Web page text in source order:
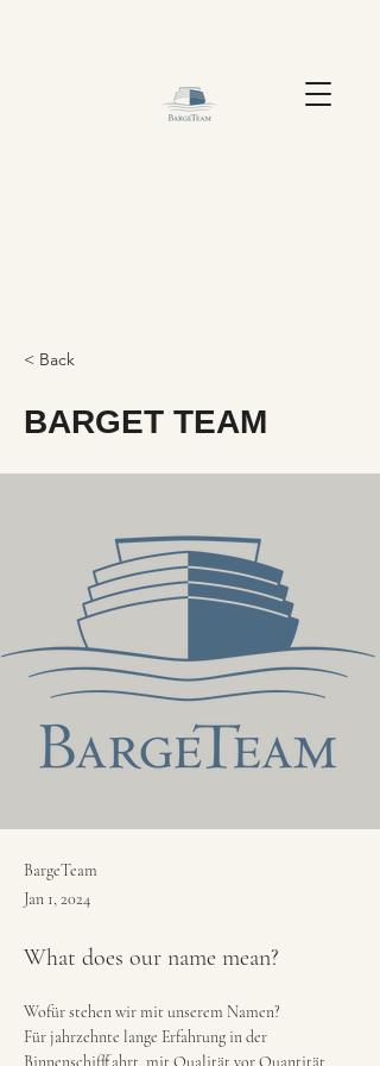
< Back
BARGET TEAM
BargeTeam
Jan 1, 2024
What does our name mean?
Wofür stehen wir mit unserem Namen?
Für jahrzehnte lange Erfahrung in der
Binnenschifffahrt, mit Qualität vor Quantität.